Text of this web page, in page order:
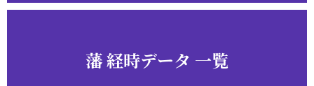
藩 経時データ 一覧